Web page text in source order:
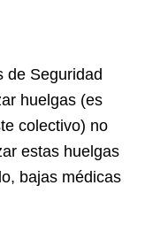
de Seguridad
huelgas (es
colectivo) no
estas huelgas
bajas médicas